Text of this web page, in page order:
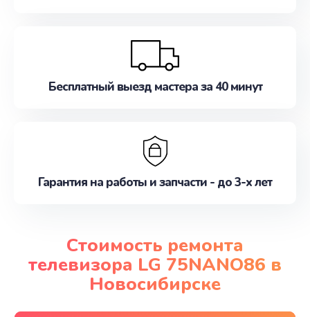
Бесплатный выезд мастера за 40 минут
Гарантия на работы и запчасти - до 3-х лет
Стоимость ремонта
телевизора LG 75NANO86 в
Новосибирске